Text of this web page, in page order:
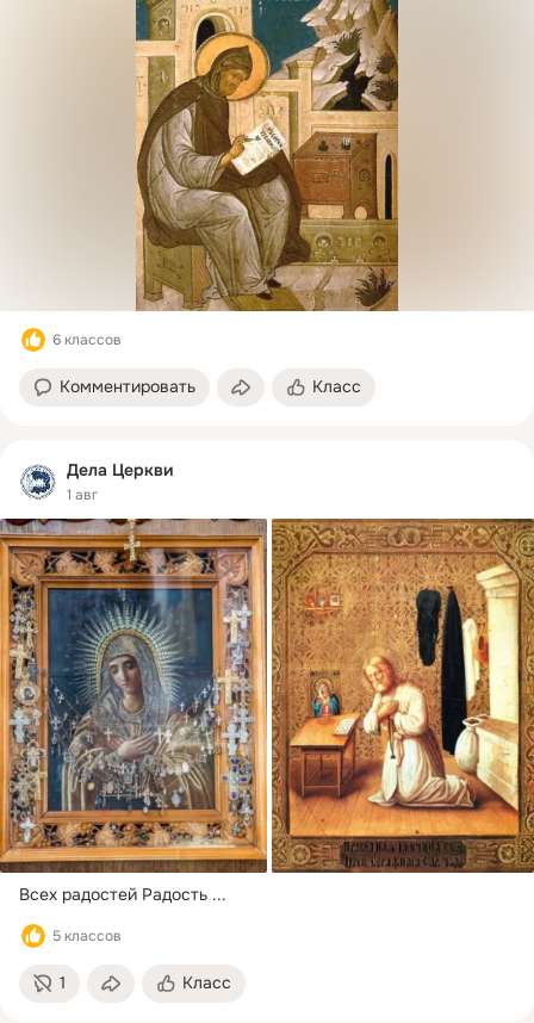
6 классов
Комментировать Класс
Дела Церкви
1 авг
Всех радостей Радость ...
5 классов
1 Класс